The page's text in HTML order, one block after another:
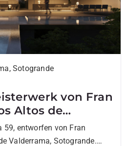
Sotogrande
von Fran
Altos de
59, entworfen von Fran
Valderrama, Sotogrande.